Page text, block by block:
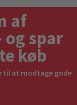
af
spar
køb
til at modtage gode